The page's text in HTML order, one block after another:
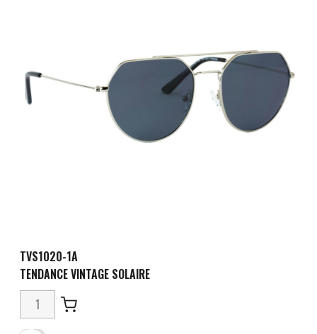
TVS1020-1A
TENDANCE VINTAGE SOLAIRE